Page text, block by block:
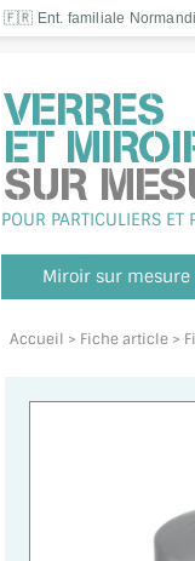
🇫🇷 Ent. familiale
POUR PARTICULIERS ET
Miroir sur mesure
Accueil > Fiche article >